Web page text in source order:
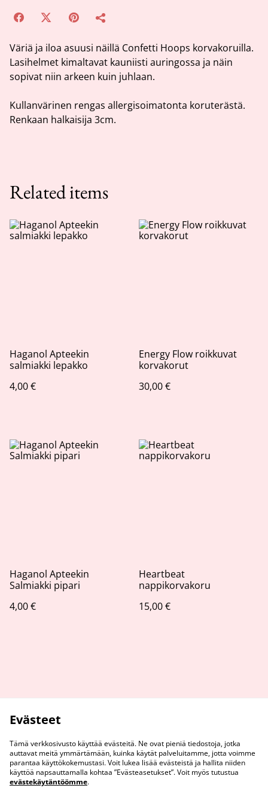
Väriä ja iloa asuusi näillä Confetti Hoops korvakoruilla.
Lasihelmet kimaltavat kauniisti auringossa ja näin
sopivat niin arkeen kuin juhlaan.
Kullanvärinen rengas allergisoimatonta koruterästä.
Renkaan halkaisija 3cm.
Related items
Haganol Apteekin
salmiakki lepakko
4,00 €
Energy Flow roikkuvat
korvakorut
30,00 €
Haganol Apteekin
Salmiakki pipari
4,00 €
Heartbeat
nappikorvakoru
15,00 €
Evästeet
Tämä verkkosivusto käyttää evästeitä. Ne ovat pieniä tiedostoja, jotka
auttavat meitä ymmärtämään, kuinka käytät palveluitamme, jotta voimme
parantaa käyttökokemustasi. Voit lukea lisää evästeistä ja hallita niiden
käyttöä napsauttamalla kohtaa ”Evästeasetukset”. Voit myös tutustua
evästekäytäntöömme.